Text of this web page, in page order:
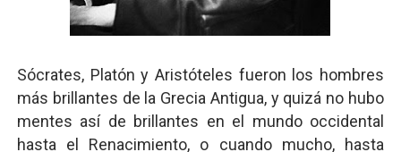
Sócrates, Platón y Aristóteles fueron los hombres
más brillantes de la Grecia Antigua, y quizá no hubo
mentes así de brillantes en el mundo occidental
hasta el Renacimiento, o cuando mucho, hasta